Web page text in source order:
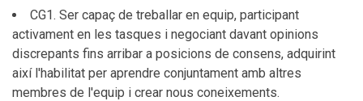
CG1. Ser capaç de treballar en equip, participant
activament en les tasques i negociant davant opinions
discrepants fins arribar a posicions de consens, adquirint
així l'habilitat per aprendre conjuntament amb altres
membres de l'equip i crear nous coneixements.